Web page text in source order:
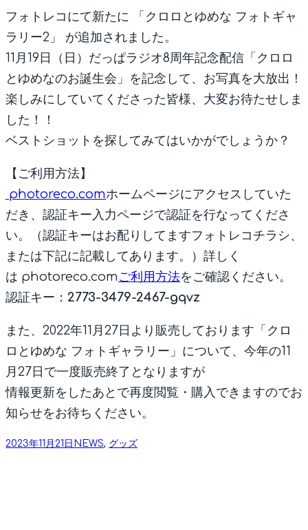
フォトレコにて新たに 「クロロとゆめな フォトギャ
ラリー2」 が追加されました。
11月19日（日）だっぱラジオ8周年記念配信「クロロ
とゆめなのお誕生会」を記念して、お写真を大放出！
楽しみにしていてくださった皆様、大変お待たせしま
した！！
ベストショットを探してみてはいかがでしょうか？
【ご利用方法】
photoreco.comホームページにアクセスしていた
だき、認証キー入力ページで認証を行なってくださ
い。（認証キーはお配りしてますフォトレコチラシ、
または下記に記載してあります。）詳しく
は photoreco.com ご利用方法をご確認ください。
認証キー： 2773-3479-2467-gqvz
また、2022年11月27日より販売しております「クロ
ロとゆめな フォトギャラリー」について、今年の11
月27日で一度販売終了となりますが
情報更新をしたあとで再度閲覧・購入できますのでお
知らせをお待ちください。
2023年11月21日 NEWS, グッズ